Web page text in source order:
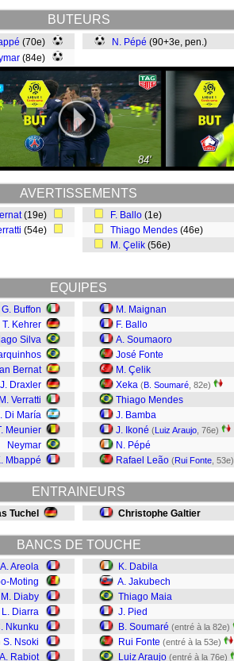
BUTEURS
(70e)
(84e)
N. Pépé (90+3e, pen.)
84'
AVERTISSEMENTS
(19e)
(54e)
F. Ballo (1e)
Thiago Mendes (46e)
M. Çelik (56e)
EQUIPES
G. Buffon
T. Kehrer
Silva
Bernat
J. Draxler
M. Verratti
Di María
Meunier
Neymar
Mbappé
M. Maignan
F. Ballo
A. Soumaoro
José Fonte
M. Çelik
Xeka (B. Soumaré , 82e)
Thiago Mendes
J. Bamba
J. Ikoné (Luiz Araujo , 76e)
N. Pépé
Rafael Leão (Rui Fonte , 53e)
ENTRAINEURS
Tuchel Christophe Galtier
BANCS DE TOUCHE
A. Areola
Moting
M. Diaby
L. Diarra
Nkunku
S. Nsoki
A. Rabiot
K. Dabila
A. Jakubech
Thiago Maia
J. Pied
B. Soumaré (entré à la 82e)
Rui Fonte (entré à la 53e)
Luiz Araujo (entré à la 76e)